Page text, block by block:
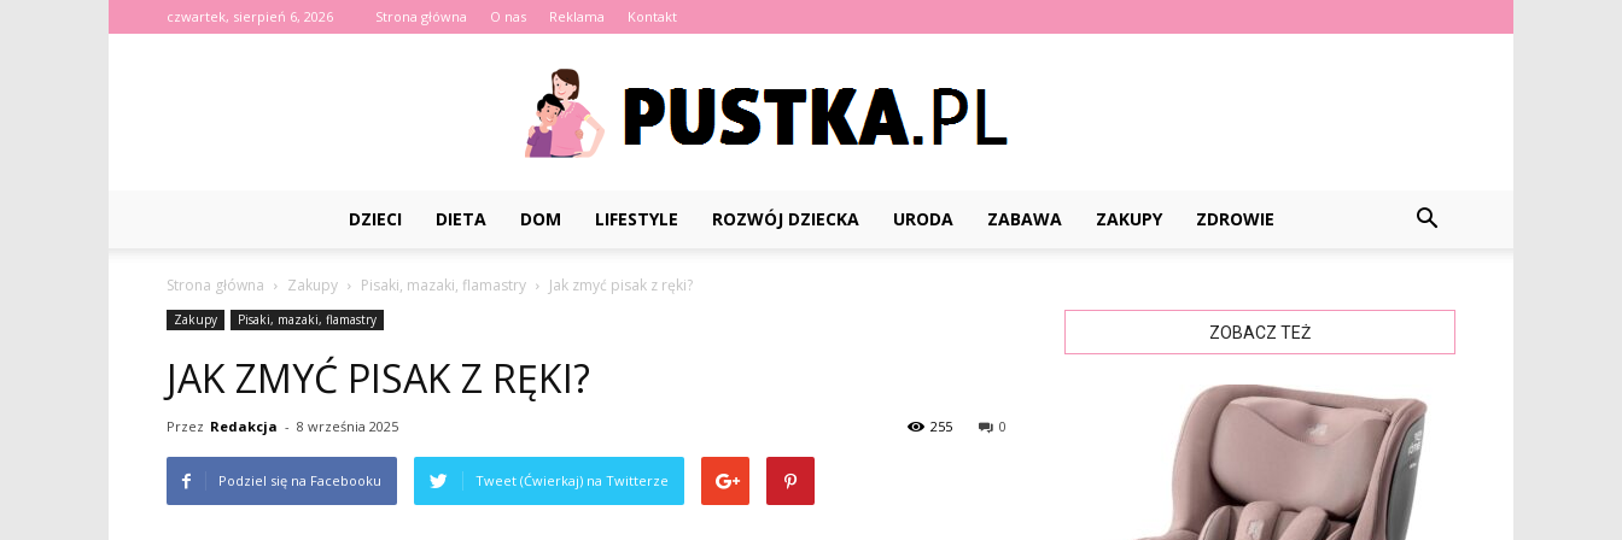
czwartek, sierpień 6, 2026 Strona główna O nas Reklama Kontakt
DZIECI DIETA DOM LIFESTYLE ROZWÓJ DZIECKA URODA ZABAWA ZAKUPY ZDROWIE
Strona główna Zakupy Pisaki, mazaki, flamastry Jak zmyć pisak z ręki?
Zakupy Pisaki, mazaki, flamastry
JAK ZMYĆ PISAK Z RĘKI?
Przez Redakcja - 8 września 2025 0
255
Podziel się na Facebooku Tweet (Ćwierkaj) na Twitterze
ZOBACZ TEŻ